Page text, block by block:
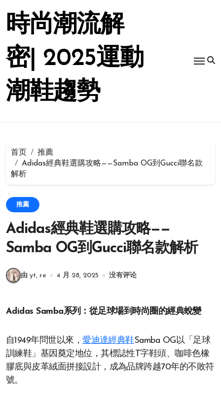
時尚潮流解
密| 2025運動
潮鞋趨勢
首页
推薦
Adidas經典鞋選購攻略——Samba OG到Gucci聯名款
解析
推薦
Adidas經典鞋選購攻略——
Samba OG到Gucci聯名款解析
由 yt, re 4 月 28, 2025 没有评论
Adidas Samba系列：從足球場到時尚圈的經典蛻變
自1949年問世以來，愛迪達經典鞋Samba OG以「足球
訓練鞋」基因奠定地位，其標誌性T字鞋頭、咖啡色橡
膠底與皮革絨面拼接設計，成為品牌跨越70年的不敗符
號。